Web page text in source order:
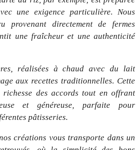
une exigence particulière. Nous
directement de fermes
une fraîcheur et une authenticité
réalisées à chaud avec du lait
aux recettes traditionnelles. Cette
richesse des accords tout en offrant
et généreuse, parfaite pour
pâtisseries.
créations vous transporte dans un